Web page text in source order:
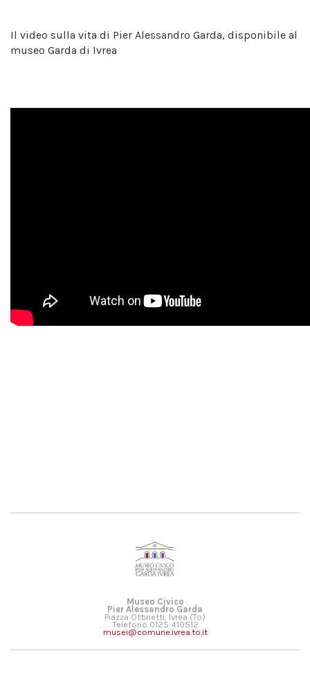
Il video sulla vita di Pier Alessandro Garda, disponibile al
museo Garda di Ivrea
Museo Civico
Pier Alessandro Garda
Piazza Ottinetti, Ivrea (To)
Telefono 0125 410512
musei@comune.ivrea.to.it